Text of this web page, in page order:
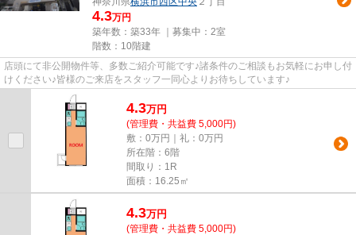
4.3万円
築年数：築33年 ｜募集中： 2室
階数：10階建
店頭にて非公開物件等、多数ご紹介可能です♪諸条件のご相談もお気軽にお申し付
けください♪皆様のご来店をスタッフ一同心よりお待ちしています♪
4.3万円
(管理費・共益費 5,000円)
敷：0万円｜礼：0万円
所在階：6階
間取り：1R
面積：16.25㎡
4.3万円
(管理費・共益費 5,000円)